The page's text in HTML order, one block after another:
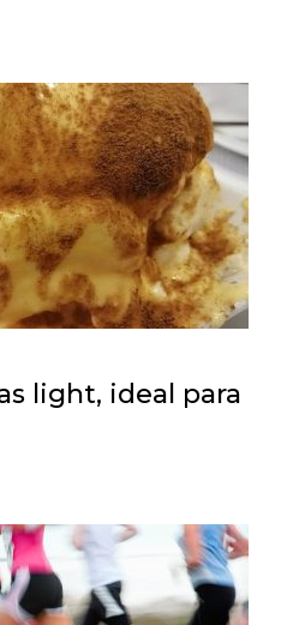
light, ideal para